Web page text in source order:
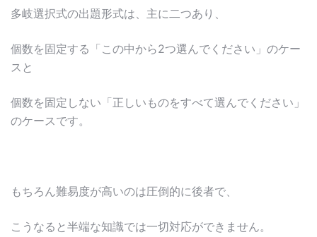
多岐選択式の出題形式は、主に二つあり、
個数を固定する「この中から2つ選んでください」のケー
スと
個数を固定しない「正しいものをすべて選んでください」
のケースです。
もちろん難易度が高いのは圧倒的に後者で、
こうなると半端な知識では一切対応ができません。